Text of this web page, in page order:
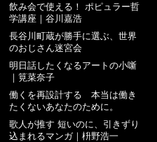
飲み会で使える！ ポピュラー哲
学講座｜谷川嘉浩
長谷川町蔵が勝手に選ぶ、世界
のおじさん迷宮会
明日話したくなるアートの小噺
｜筧菜奈子
働くを再設計する 本当は働き
たくないあなたのために。
歌人が推す 短いのに、引きずり
込まれるマンガ｜枡野浩一